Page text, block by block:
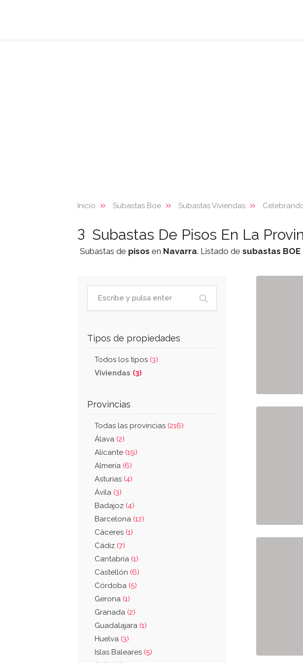
Inicio Subastas Boe Subastas Viviendas
3 Subastas De Pisos En La
Subastas de pisos en Navarra. Listado de subastas BOE
Tipos de propiedades
Todos los tipos (3)
Viviendas (3)
Provincias
Todas las provincias (216)
Álava (2)
Alicante (19)
Almería (6)
Asturias (4)
Ávila (3)
Badajoz (4)
Barcelona (12)
Cáceres (1)
Cádiz (7)
Cantabria (1)
Castellón (6)
Córdoba (5)
Gerona (1)
Granada (2)
Guadalajara (1)
Huelva (3)
Islas Baleares (5)